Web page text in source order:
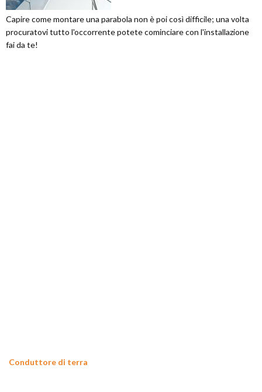
Capire come montare una parabola non è poi così difficile; una volta
procuratovi tutto l'occorrente potete cominciare con l'installazione
fai da te!
Conduttore di terra